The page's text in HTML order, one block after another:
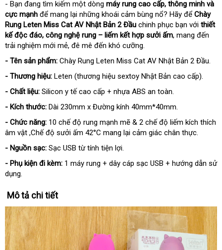
- Bạn đang tìm kiếm một dòng máy rung cao cấp, thông minh và
cực mạnh để mang lại những khoái cảm bùng nổ? Hãy để Chày
Rung Leten Miss Cat AV Nhật Bản 2 Đầu chinh phục bạn với thiết
kế độc đáo, công nghệ rung – liếm kết hợp sưởi ấm, mang đến
trải nghiệm mới mẻ, đê mê đến khó cưỡng.
- Tên sản phẩm: Chày Rung Leten Miss Cat AV Nhật Bản 2 Đầu.
- Thương hiệu: Leten (thương hiệu sextoy Nhật Bản cao cấp).
- Chất liệu: Silicon y tế cao cấp + nhựa ABS an toàn.
- Kích thước: Dài 230mm x Đường kính 40mm*40mm.
- Chức năng: 10 chế độ rung mạnh mẽ & 2 chế độ liếm kích thích
âm vật ,Chế độ sưởi ấm 42°C mang lại cảm giác chân thực.
- Nguồn sạc: Sạc USB từ tính tiện lợi.
- Phụ kiện đi kèm: 1 máy rung + dây cáp sạc USB + hướng dẫn sử
dụng.
Mô tả chi tiết